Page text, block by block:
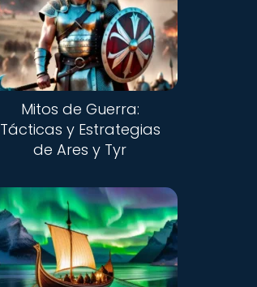
Mitos de Guerra:
Tácticas y Estrategias
de Ares y Tyr